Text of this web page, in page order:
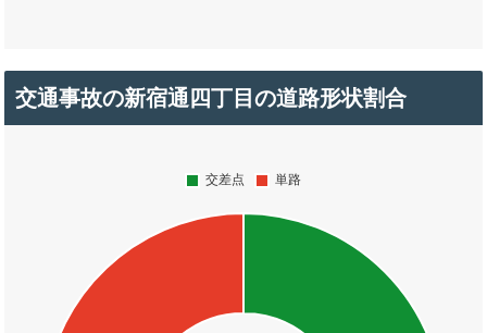
交通事故の新宿通四丁目の道路形状割合